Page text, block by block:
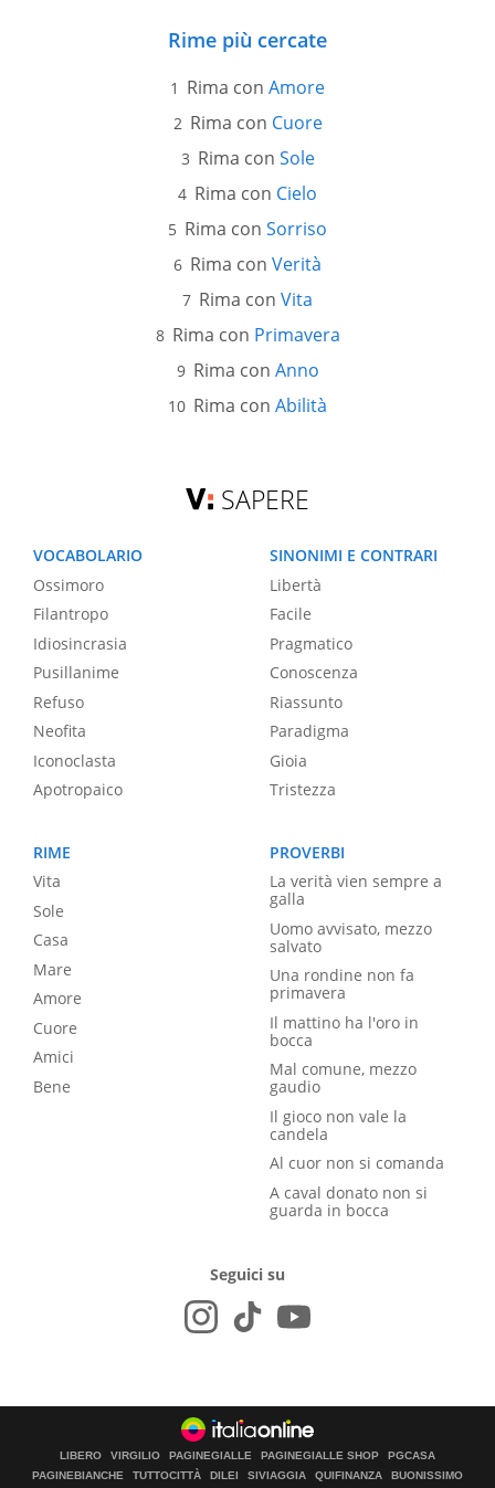
Rime più cercate
Rima con Amore
Rima con Cuore
Rima con Sole
Rima con Cielo
Rima con Sorriso
Rima con Verità
Rima con Vita
Rima con Primavera
Rima con Anno
Rima con Abilità
SAPERE
VOCABOLARIO
Ossimoro
Filantropo
Idiosincrasia
Pusillanime
Refuso
Neofita
Iconoclasta
Apotropaico
SINONIMI E CONTRARI
Libertà
Facile
Pragmatico
Conoscenza
Riassunto
Paradigma
Gioia
Tristezza
RIME
Vita
Sole
Casa
Mare
Amore
Cuore
Amici
Bene
PROVERBI
La verità vien sempre a
galla
Uomo avvisato, mezzo
salvato
Una rondine non fa
primavera
Il mattino ha l'oro in
bocca
Mal comune, mezzo
gaudio
Il gioco non vale la
candela
Al cuor non si comanda
A caval donato non si
guarda in bocca
Seguici su
LIBERO VIRGILIO PAGINEGIALLE PAGINEGIALLE SHOP
PGCASA
PAGINEBIANCHE
TUTTOCITTÀ DILEI SIVIAGGIA QUIFINANZA BUONISSIMO